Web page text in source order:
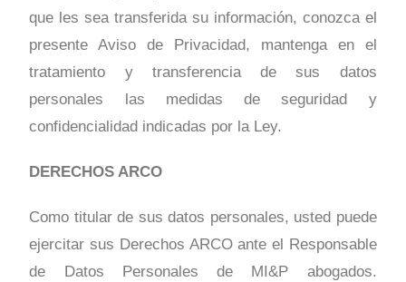
que les sea transferida su información, conozca el
presente Aviso de Privacidad, mantenga en el
tratamiento y transferencia de sus datos
personales las medidas de seguridad y
confidencialidad indicadas por la Ley.
DERECHOS ARCO
Como titular de sus datos personales, usted puede
ejercitar sus Derechos ARCO ante el Responsable
de Datos Personales de MI&P abogados.